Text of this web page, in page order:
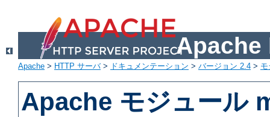
Apache
Apache > HTTP サーバ> ドキュメンテーション > バージョン 2.4 >
Apache モジュール